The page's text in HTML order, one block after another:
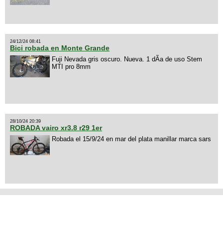
24/12/24 08:41
Bici robada en Monte Grande
Fuji Nevada gris oscuro. Nueva. 1 dÃ­a de uso Stem
MTI pro 8mm
28/10/24 20:39
ROBADA vairo xr3.8 r29 1er
Robada el 15/9/24 en mar del plata manillar marca sars